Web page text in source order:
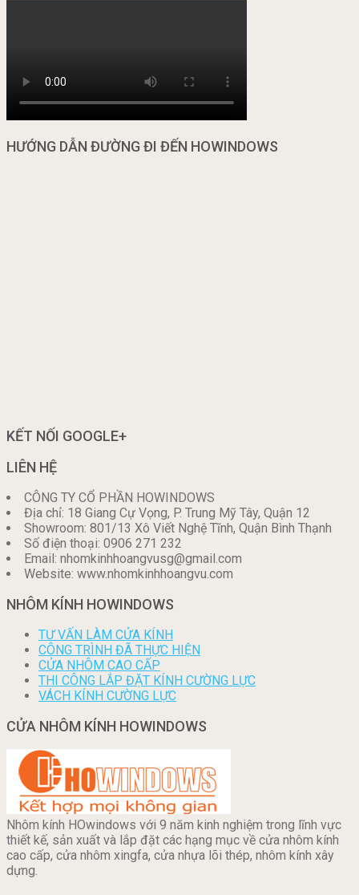
HƯỚNG DẪN ĐƯỜNG ĐI ĐẾN HOWINDOWS
KẾT NỐI GOOGLE+
LIÊN HỆ
CÔNG TY CỔ PHẦN HOWINDOWS
Địa chỉ: 18 Giang Cự Vọng, P. Trung Mỹ Tây, Quận 12
Showroom: 801/13 Xô Viết Nghệ Tĩnh, Quận Bình Thạnh
Số điện thoại: 0906 271 232
Email: nhomkinhhoangvusg@gmail.com
Website: www.nhomkinhhoangvu.com
NHÔM KÍNH HOWINDOWS
TƯ VẤN LÀM CỬA KÍNH
CÔNG TRÌNH ĐÃ THỰC HIỆN
CỬA NHÔM CAO CẤP
THI CÔNG LẮP ĐẶT KÍNH CƯỜNG LỰC
VÁCH KÍNH CƯỜNG LỰC
CỬA NHÔM KÍNH HOWINDOWS
Nhôm kính HOwindows với 9 năm kinh nghiệm trong lĩnh vực
thiết kế, sản xuất và lắp đặt các hạng mục về cửa nhôm kính
cao cấp, cửa nhôm xingfa, cửa nhựa lõi thép, nhôm kính xây
dựng.